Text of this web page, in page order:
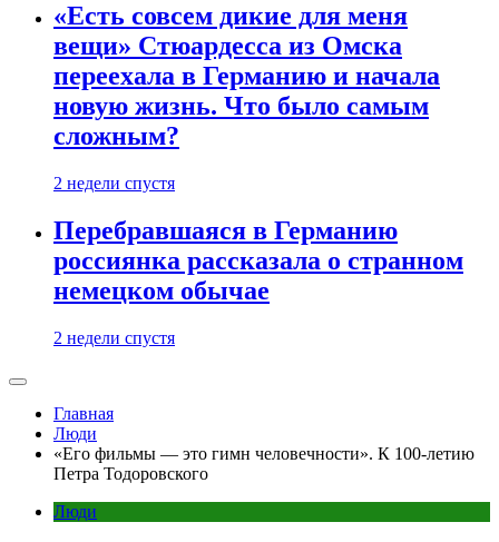
«Есть совсем дикие для меня
вещи» Стюардесса из Омска
переехала в Германию и начала
новую жизнь. Что было самым
сложным?
2 недели спустя
Перебравшаяся в Германию
россиянка рассказала о странном
немецком обычае
2 недели спустя
Главная
Люди
«Его фильмы — это гимн человечности». К 100-летию
Петра Тодоровского
Люди